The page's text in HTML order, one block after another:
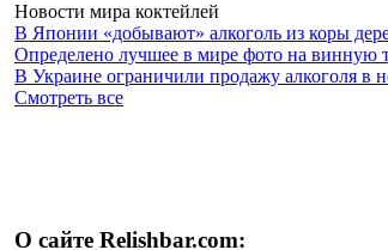
Новости мира коктейлей
В Японии «добывают» алкоголь из коры
Определено лучшее в мире фото на винную
В Украине ограничили продажу алкоголя в
Смотреть все
О сайте Relishbar.com: